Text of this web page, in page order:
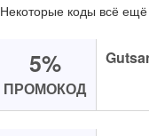
Некоторые коды всё ещё
5%
ПРОМОКОД